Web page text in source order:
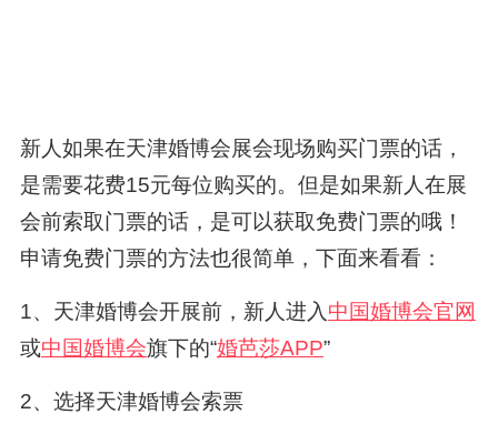
新人如果在天津婚博会展会现场购买门票的话，
是需要花费15元每位购买的。但是如果新人在展
会前索取门票的话，是可以获取免费门票的哦！
申请免费门票的方法也很简单，下面来看看：
1、天津婚博会开展前，新人进入 中国婚博会官网
或中国婚博会旗下的“婚芭莎APP”
2、选择天津婚博会索票